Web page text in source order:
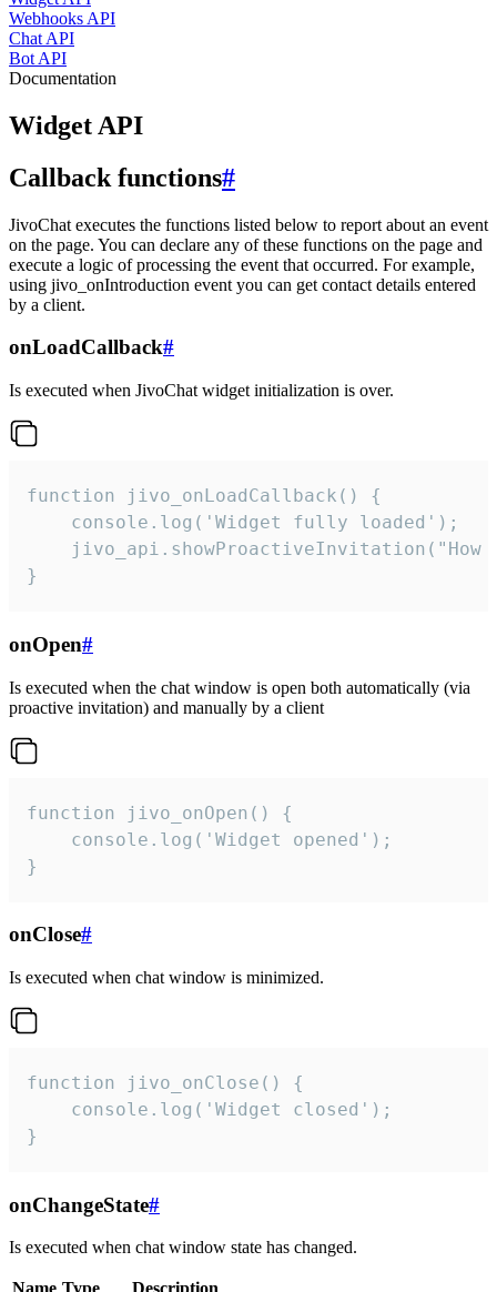
Webhooks API
Chat API
Bot API
Documentation
Widget API
Callback functions#
JivoChat executes the functions listed below to report about an event
on the page. You can declare any of these functions on the page and
execute a logic of processing the event that occurred. For example,
using jivo_onIntroduction event you can get contact details entered
by a client.
onLoadCallback#
Is executed when JivoChat widget initialization is over.
function jivo_onLoadCallback() {
    console.log('Widget fully loaded');
jivo_api.showProactiveInvitation("How
}
onOpen#
Is executed when the chat window is open both automatically (via
proactive invitation) and manually by a client
function jivo_onOpen() {
    console.log('Widget opened');
}
onClose#
Is executed when chat window is minimized.
function jivo_onClose() {
    console.log('Widget closed');
}
onChangeState#
Is executed when chat window state has changed.